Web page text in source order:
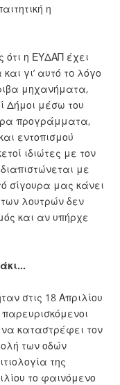
η
ότι η ΕΥΔΑΠ έχει
γι’ αυτό τo λόγο
μηχανήματα,
Δήμοι μέσω του
προγράμματα,
εντοπισμού
ιδιώτες με τον
με
σίγουρα μας κάνει
λουτρών δεν
και αν υπήρχε
στις 18 Απριλίου
καταστρέφει τον
των οδών
της
το φαινόμενο